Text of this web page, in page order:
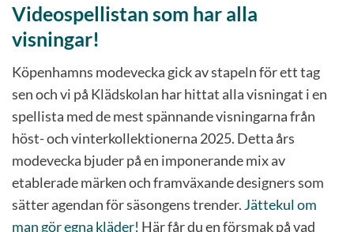
Videospellistan som har alla
visningar!
Köpenhamns modevecka gick av stapeln för ett tag
sen och vi på Klädskolan har hittat alla visningat i en
spellista med de mest spännande visningarna från
höst- och vinterkollektionerna 2025. Detta års
modevecka bjuder på en imponerande mix av
etablerade märken och framväxande designers som
sätter agendan för säsongens trender. Jättekul om
man gör egna kläder! Här får du en försmak på vad